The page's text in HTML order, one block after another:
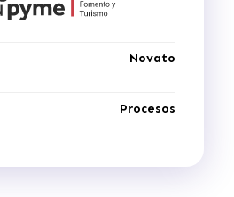
Novato
Procesos